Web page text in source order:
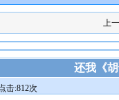
上
还我《
击:812次